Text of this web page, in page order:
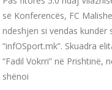
së Konferencës, FC
ndeshjen si vendas kundër
“infOSport.mk”. Skuadra
“Fadil Vokrri” në
shënoi